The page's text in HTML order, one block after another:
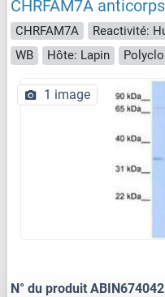
CHRFAM7A
CHRFAM7A
WB
Hôte: Lapin
1 image
N° du produit